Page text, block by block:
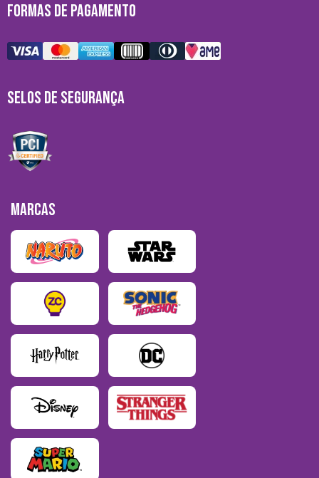
FORMAS DE PAGAMENTO
SELOS DE SEGURANÇA
MARCAS